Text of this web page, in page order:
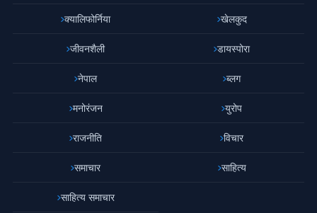
क्यालिफोर्निया खेलकुद
जीवनशैली डायस्पोरा
नेपाल ब्लग
मनोरंजन युरोप
राजनीति विचार
समाचार साहित्य
साहित्य समाचार